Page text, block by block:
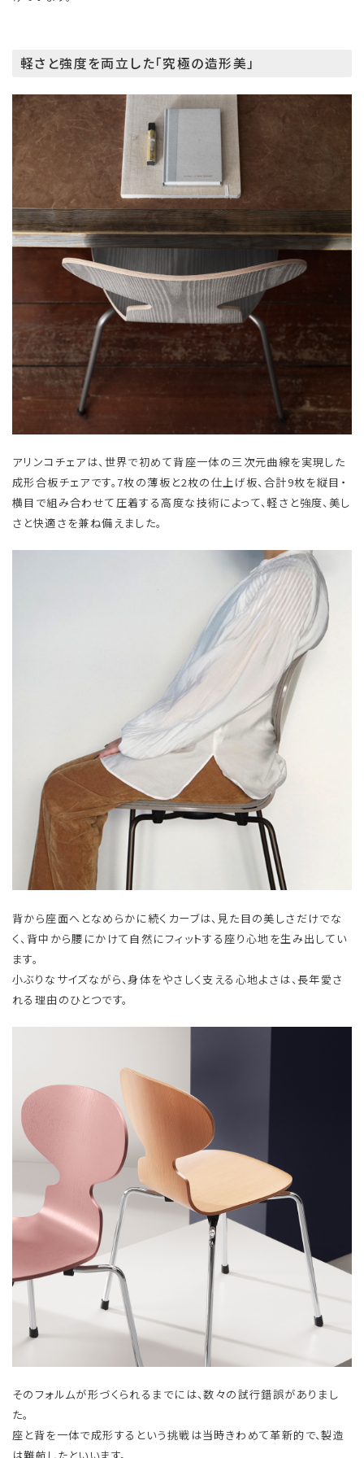
軽さと強度を両立した「究極の造形美」
アリンコチェアは、世界で初めて背座一体の三次元曲線を実現した
成形合板チェアです。7枚の薄板と2枚の仕上げ板、合計9枚を縦目・
横目で組み合わせて圧着する高度な技術によって、軽さと強度、美し
さと快適さを兼ね備えました。
背から座面へとなめらかに続くカーブは、見た目の美しさだけでな
く、背中から腰にかけて自然にフィットする座り心地を生み出してい
ます。
小ぶりなサイズながら、身体をやさしく支える心地よさは、長年愛さ
れる理由のひとつです。
そのフォルムが形づくられるまでには、数々の試行錯誤がありまし
た。
座と背を一体で成形するという挑戦は当時きわめて革新的で、製造